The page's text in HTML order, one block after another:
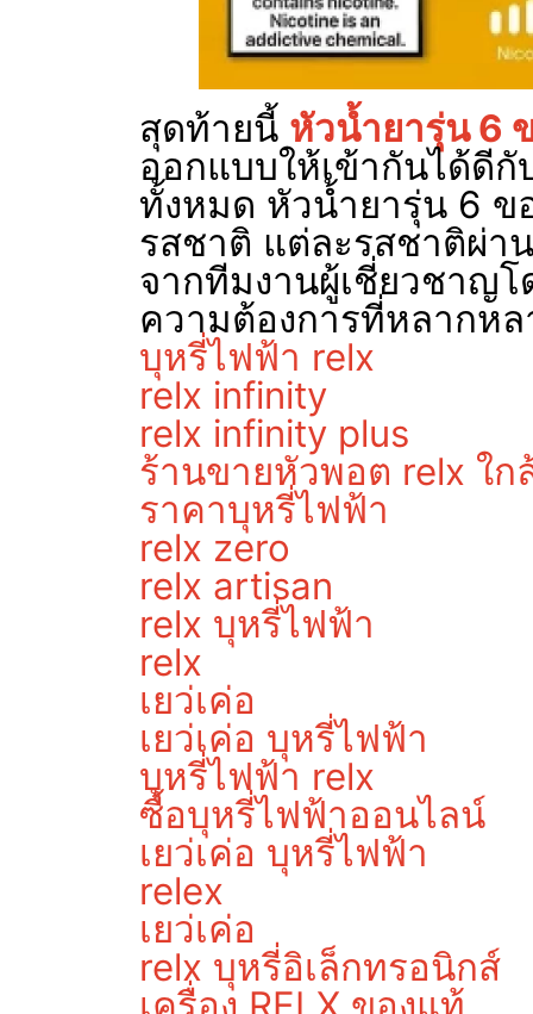
สุดท้ายนี้ หัวน้ำยารุ่น 6
ออกแบบให้เข้ากันได้ดีกั
ทั้งหมด หัวน้ำยารุ่น 6 ข
รสชาติ แต่ละรสชาติผ่
จากทีมงานผู้เชี่ยวชาญโ
ความต้องการที่หลากห
บุหรี่ไฟฟ้า relx
relx infinity
relx infinity plus
ร้านขายหัวพอต relx ใก
ราคาบุหรี่ไฟฟ้า
relx zero
relx artisan
relx บุหรี่ไฟฟ้า
relx
เยว่เค่อ
เยว่เค่อ บุหรี่ไฟฟ้า
บุหรี่ไฟฟ้า relx
ซื้อบุหรี่ไฟฟ้าออนไลน์
เยว่เค่อ บุหรี่ไฟฟ้า
relex
เยว่เค่อ
relx บุหรี่อิเล็กทรอนิกส์